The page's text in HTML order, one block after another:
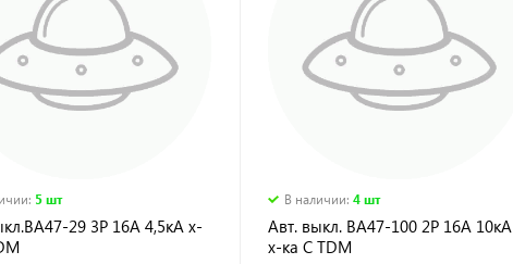
: 5 шт
29 3Р 16А 4,5кА х-
В наличии: 4 шт
Авт. выкл. ВА47-100 2Р 16А 10кА
х-ка С TDM